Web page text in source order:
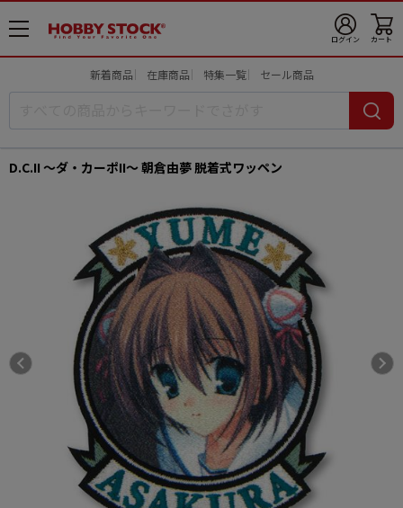
メ
ニ
ログイン カート
新着商品 在庫商品 特集一覧 セール商品
D.C.II 〜ダ・カーポII〜 朝倉由夢 脱着式ワッペン